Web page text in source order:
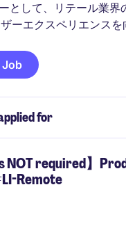
として、リテール業界
ーエクスペリエンスを
ことが求められます。
Job
for
NOT required】
Remote